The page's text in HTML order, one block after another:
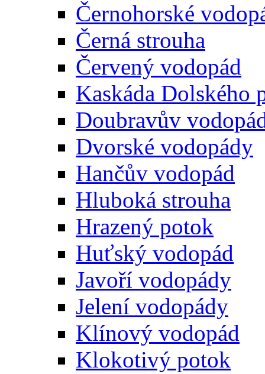
Černohorské
Černá strouha
Červený vodopád
Kaskáda Dolského
Doubravův
Dvorské vodopády
Hančův vodopád
Hluboká strouha
Hrazený potok
Huťský vodopád
Javoří vodopády
Jelení vodopády
Klínový vodopád
Klokotivý potok